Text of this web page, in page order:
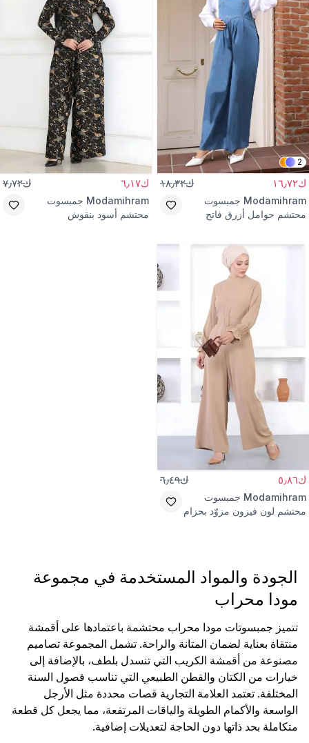
2
ك١٦٫٧٢ ك١٨٫٣٢
Modamihram جمبسوت
محتشم حوامل أزرق فاتح
ك٦٫١٧ ك٧٫٧٢
Modamihram جمبسوت
محتشم أسود بنقوش
ك٥٫٨٦ ك٦٫٤٩
Modamihram جمبسوت
محتشم لون فيزون مزوّد بحزام
الجودة والمواد المستخدمة في مجموعة
مودا محراب
تتميز جمبسوتات مودا محراب محتشمة باعتمادها على أقمشة
منتقاة بعناية لضمان المتانة والراحة. تشمل المجموعة تصاميم
مصنوعة من أقمشة الكريب التي تنسدل بلطف، بالإضافة إلى
خيارات من الكتان والقطن الطبيعي التي تناسب فصول السنة
المختلفة. تعتمد العلامة التجارية قصات محددة مثل الأرجل
الواسعة والأكمام الطويلة والياقات المرتفعة، مما يجعل كل قطعة
متكاملة بحد ذاتها دون الحاجة لتعديلات إضافية.